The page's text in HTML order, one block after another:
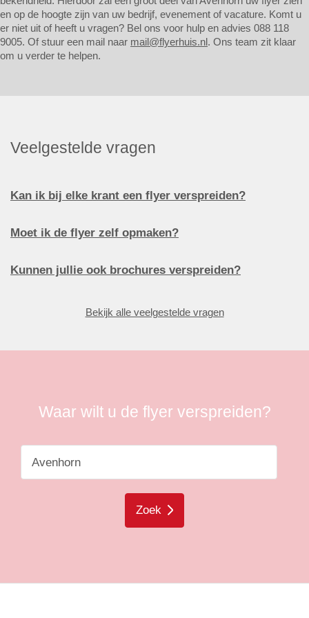
en op de hoogte zijn van uw bedrijf, evenement of vacature. Komt u
er niet uit of heeft u vragen? Bel ons voor hulp en advies 088 118
9005. Of stuur een mail naar mail@flyerhuis.nl. Ons team zit klaar
om u verder te helpen.
Veelgestelde vragen
Kan ik bij elke krant een flyer verspreiden?
Moet ik de flyer zelf opmaken?
Kunnen jullie ook brochures verspreiden?
Bekijk alle veelgestelde vragen
Waar wilt u de flyer verspreiden?
Zoek